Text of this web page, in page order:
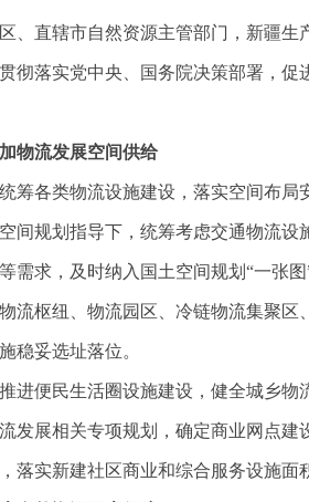
、直辖市自然资源主管部门，新疆生
落实党中央、国务院决策部署，促
物流发展空间供给
各类物流设施建设，落实空间布局
规划指导下，统筹考虑交通物流设
需求，及时纳入国土空间规划“一张
流枢纽、物流园区、冷链物流集聚
稳妥选址落位。
便民生活圈设施建设，健全城乡物
展相关专项规划，确定商业网点建
落实新建社区商业和综合服务设施